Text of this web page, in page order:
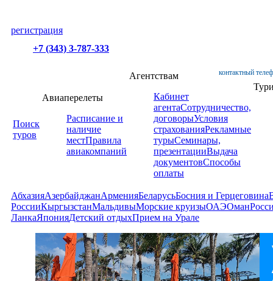
регистрация
+7 (343) 3-787-333
контактный
Поиск
туров
Авиаперелеты
Расписание и
наличие
местПравила
авиакомпаний
Агентствам
Кабинет
агентаСотрудничество,
договорыУсловия
страхованияРекламные
турыСеминары,
презентацииВыдача
документовСпособы
оплаты
АбхазияАзербайджанАрменияБеларусьБосния и Герцеговина
РоссииКыргызстанМальдивыМорские круизыОАЭОман
ЛанкаЯпонияДетский отдыхПрием на Урале